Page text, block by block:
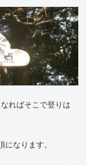
ればそこで登りは
なります。